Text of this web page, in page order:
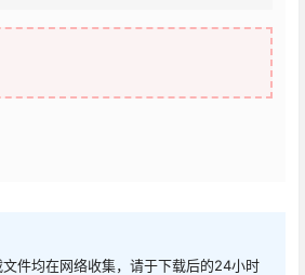
件均在网络收集，请于下载后的24小时